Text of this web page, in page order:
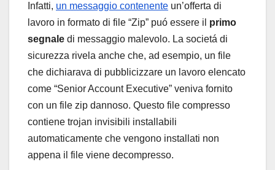
Infatti, un messaggio contenente un’offerta di
lavoro in formato di file “Zip” puó essere il primo
segnale di messaggio malevolo. La societá di
sicurezza rivela anche che, ad esempio, un file
che dichiarava di pubblicizzare un lavoro elencato
come “Senior Account Executive” veniva fornito
con un file zip dannoso. Questo file compresso
contiene trojan invisibili installabili
automaticamente che vengono installati non
appena il file viene decompresso.